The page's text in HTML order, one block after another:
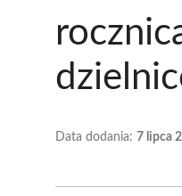
Data dodania: 7 lipca